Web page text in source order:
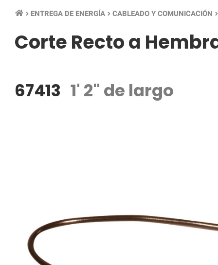
keyboard_arrow_right ENTREGA DE ENERGÍA keyboard_arrow_right CABLEADO Y COMUNICACIÓN
Corte Recto a
67413 1' 2" de largo